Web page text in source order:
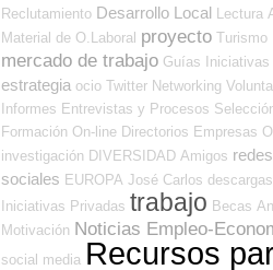
Reclutamiento Desarrollo Local Lectura
Material de O.Laboral proyecto Turismo
mercado de trabajo Guías
estrategia ocio Twitter Networking
Informes Entrevistas y Procesos
Formación On-line Directorios Empresas OL
investigación DIVERSIDAD Amigos redes
sociales EUROPA José Carlos descargas
Iniciativas Privadas trabajo Becas
Motivación Noticias Empleo-
social media Recursos